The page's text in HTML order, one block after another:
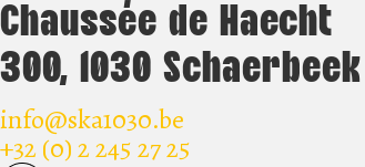
Chaussée de Haecht
300, 1030 Schaerbeek
info@ska1030.be
+32 (0) 2 245 27 25